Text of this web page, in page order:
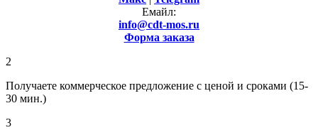
Емайл:
info@cdt-mos.ru
Форма заказа
2
Получаете коммерческое предложение с ценой и сроками (15-
30 мин.)
3